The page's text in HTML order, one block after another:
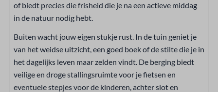
Slaapkamer
Bedlinnen inbegrepen
Twee éénpersoonsbedden
Televisie op slaapkamer
Eenpersoonsbed: 4
of biedt precies die frisheid die je na een actieve middag
in de natuur nodig hebt.
Buiten wacht jouw eigen stukje rust. In de tuin geniet je
van het weidse uitzicht, een goed boek of de stilte die je in
het dagelijks leven maar zelden vindt. De berging biedt
veilige en droge stallingsruimte voor je fietsen en
eventuele stepjes voor de kinderen, achter slot en